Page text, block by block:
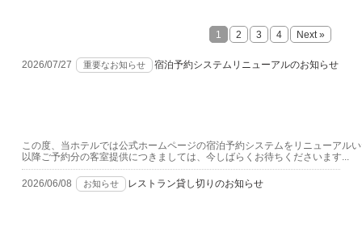
1 2 3 4 Next »
2026/07/27 重要なお知らせ 宿泊予約システムリニューアルのお知らせ
この度、当ホテルでは公式ホームページの宿泊予約システムをリニューアル
以降ご予約分の客室提供につきましては、今しばらくお待ちくださいます...
2026/06/08 お知らせ レストラン貸し切りのお知らせ